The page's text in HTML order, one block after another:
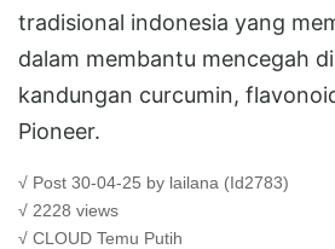
tradisional indonesia yang
dalam membantu mencegah
kandungan curcumin,
Pioneer.
√ Post 30-04-25 by lailana (Id2783)
√ 2228 views
√ CLOUD Temu Putih